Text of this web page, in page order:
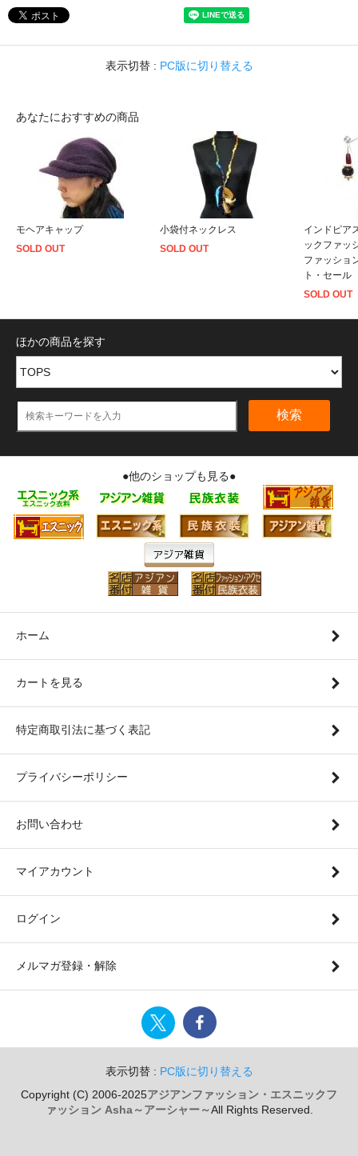
表示切替 : PC版に切り替える
あなたにおすすめの商品
モヘアキャップ
SOLD OUT
小袋付ネックレス
SOLD OUT
インドピア
ックファッ
ファッショ
ト・セール
SOLD OUT
ほかの商品を探す
検索
●他のショップも見る●
ホーム
カートを見る
特定商取引法に基づく表記
プライバシーポリシー
お問い合わせ
マイアカウント
ログイン
メルマガ登録・解除
表示切替 : PC版に切り替える
Copyright (C) 2006-2025アジアンファッション・エスニックフ
ァッション Asha～アーシャー～All Rights Reserved.